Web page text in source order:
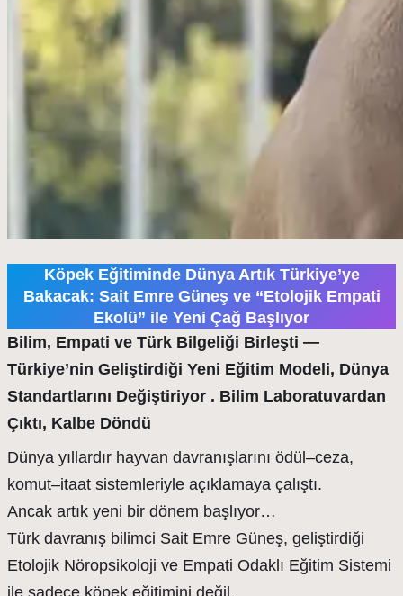
Köpek Eğitiminde Dünya Artık Türkiye’ye
Bakacak: Sait Emre Güneş ve “Etolojik Empati
Ekolü” ile Yeni Çağ Başlıyor
Bilim, Empati ve Türk Bilgeliği Birleşti —
Türkiye’nin Geliştirdiği Yeni Eğitim Modeli, Dünya
Standartlarını Değiştiriyor . Bilim Laboratuvardan
Çıktı, Kalbe Döndü
Dünya yıllardır hayvan davranışlarını ödül–ceza,
komut–itaat sistemleriyle açıklamaya çalıştı.
Ancak artık yeni bir dönem başlıyor…
Türk davranış bilimci Sait Emre Güneş, geliştirdiği
Etolojik Nöropsikoloji ve Empati Odaklı Eğitim Sistemi
ile sadece köpek eğitimini değil,